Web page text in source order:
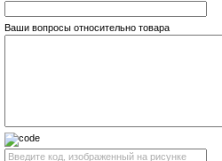
Ваши вопросы относительно товара